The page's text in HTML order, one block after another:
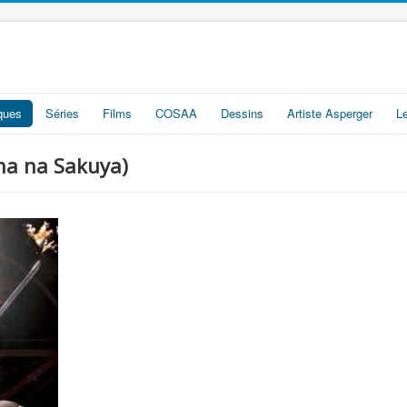
Séries Films COSAA Dessins Artiste Asperger
na Sakuya)